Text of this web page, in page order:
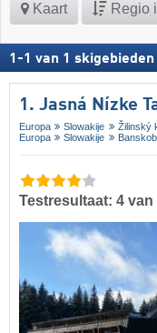
Kaart Regio
1 -1 van 1 skigebieden
1. Jasná Nízke
Europa Slowakije
Žilinský
Europa
Slowakije
Testresultaat: 4 van